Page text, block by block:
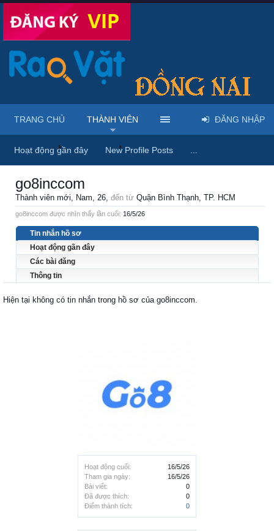
Trang chủ Thành viên go8inccom
Hoạt động cuối:
16/5/26
Tham gia ngày:
16/5/26
Bài viết:
0
Đã được thích:
0
Điểm thành tích:
0
go8inccom
Thành viên mới, Nam, 26, đến từ Quận Bình Thạnh, TP. HCM
go8inccom được nhìn thấy lần cuối: 16/5/26
Tin nhắn hồ sơ
Hoạt động gần đây
Các bài đăng
Thông tin
Hiện tại không có tin nhắn trong hồ sơ của go8inccom.
TRANG CHỦ THÀNH VIÊN
Hoạt động gần đây New Profile Posts
ĐĂNG NHẬP